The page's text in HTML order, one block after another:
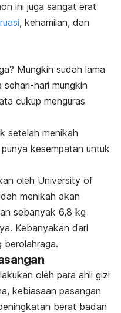
ini juga sangat erat
, kehamilan, dan
Mungkin sudah lama
hari mungkin
cukup menguras
setelah menikah
kesempatan untuk
oleh University of
menikah akan
sebanyak 6,8 kg
Kebanyakan dari
berolahraga.
oleh para ahli gizi
kebiasaan pasangan
berat badan